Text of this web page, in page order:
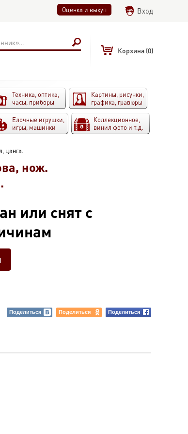
Оценка и выкуп Вход
Корзина (0)
Техника, оптика,
часы, приборы
Картины, рисунки,
графика, гравюры
Елочные игрушки,
игры, машинки
Коллекционное,
винил фото и т.д.
цанга.
нож.
или снят с
Поделиться Поделиться Поделиться